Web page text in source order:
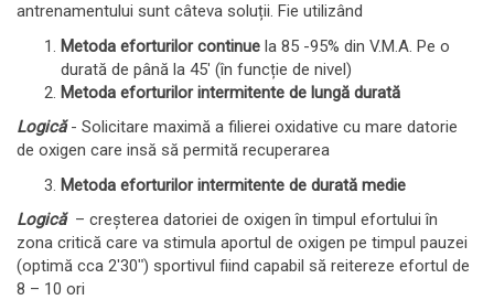
antrenamentului sunt câteva soluții. Fie utilizând
Metoda eforturilor continue la 85 -95% din V.M.A. Pe o
durată de până la 45ʹ (în funcție de nivel)
Metoda eforturilor intermitente de lungă durată
Logică- Solicitare maximă a filierei oxidative cu mare datorie
de oxigen care insă să permită recuperarea
Metoda eforturilor intermitente de durată medie
Logică – creșterea datoriei de oxigen în timpul efortului în
zona critică care va stimula aportul de oxigen pe timpul pauzei
(optimă cca 2ʹ30ʺ) sportivul fiind capabil să reitereze efortul de
8 – 10 ori